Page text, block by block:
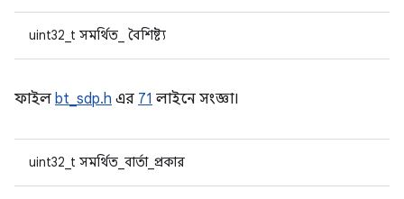
uint32_t সমর্থিত_ বৈশিষ্ট্য
ফাইল bt_sdp.h এর 71 লাইনে সংজ্ঞা।
uint32_t সমর্থিত_বার্তা_প্রকার